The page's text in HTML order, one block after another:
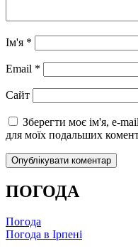
Ім'я *
Email *
Сайт
Зберегти моє ім'я, e-
для моїх подальших
ПОГОДА
Погода
Погода в Ірпені